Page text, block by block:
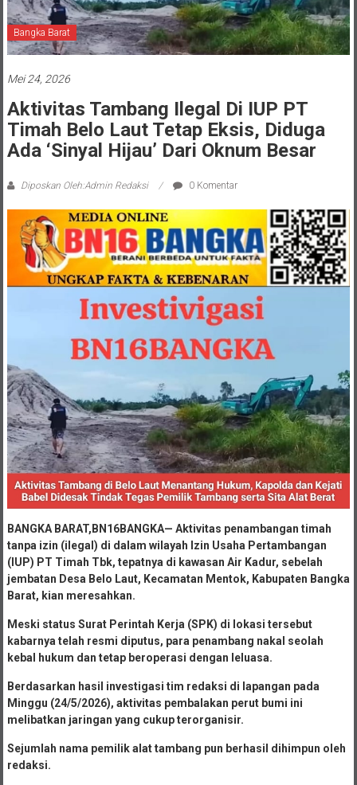
Bangka Barat
Mei 24, 2026
Aktivitas Tambang Ilegal Di IUP PT
Timah Belo Laut Tetap Eksis, Diduga
Ada ‘Sinyal Hijau’ Dari Oknum Besar
Diposkan Oleh:Admin Redaksi 0 Komentar
BANGKA BARAT,BN16BANGKA— Aktivitas penambangan timah
tanpa izin (ilegal) di dalam wilayah Izin Usaha Pertambangan
(IUP) PT Timah Tbk, tepatnya di kawasan Air Kadur, sebelah
jembatan Desa Belo Laut, Kecamatan Mentok, Kabupaten Bangka
Barat, kian meresahkan.
Meski status Surat Perintah Kerja (SPK) di lokasi tersebut
kabarnya telah resmi diputus, para penambang nakal seolah
kebal hukum dan tetap beroperasi dengan leluasa.
Berdasarkan hasil investigasi tim redaksi di lapangan pada
Minggu (24/5/2026), aktivitas pembalakan perut bumi ini
melibatkan jaringan yang cukup terorganisir.
Sejumlah nama pemilik alat tambang pun berhasil dihimpun oleh
redaksi.